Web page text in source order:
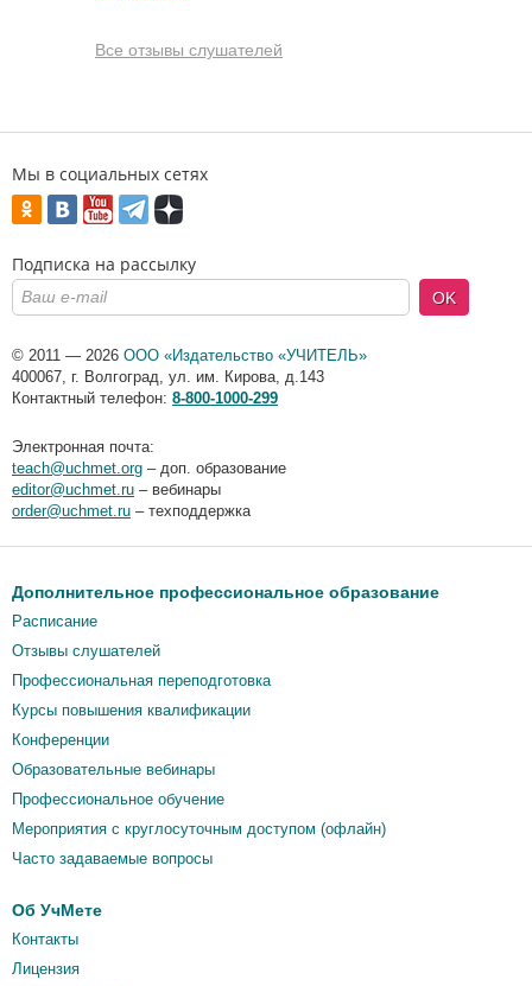
Все отзывы слушателей
Мы в социальных сетях
Подписка на рассылку
OK
© 2011 — 2026 ООО «Издательство «УЧИТЕЛЬ»
400067 г. Волгоград ул. им. Кирова, д.143
Контактный телефон: 8-800-1000-299
Электронная почта:
teach@uchmet.org – доп. образование
editor@uchmet.ru – вебинары
order@uchmet.ru – техподдержка
Дополнительное профессиональное образование
Расписание
Отзывы слушателей
Профессиональная переподготовка
Курсы повышения квалификации
Конференции
Образовательные вебинары
Профессиональное обучение
Мероприятия c круглосуточным доступом (офлайн)
Часто задаваемые вопросы
Об УчМете
Контакты
Лицензия